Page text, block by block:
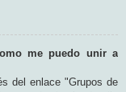
me puedo unir a
del enlace "Grupos de